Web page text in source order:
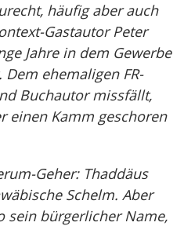
häufig aber auch
Gastautor Peter
Jahre in dem Gewerbe
ehemaligen FR-
Buchautor missfällt,
einen Kamm geschoren
Geher: Thaddäus
Schelm. Aber
sein bürgerlicher Name,